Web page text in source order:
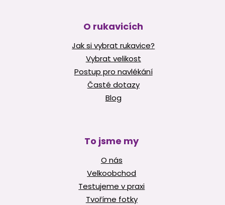
O rukavicích
Jak si vybrat rukavice?
Vybrat velikost
Postup pro navlékání
Časté dotazy
Blog
To jsme my
O nás
Velkoobchod
Testujeme v praxi
Tvoříme fotky